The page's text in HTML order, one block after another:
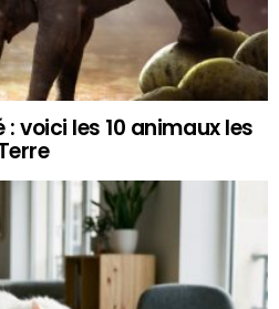
voici les 10 animaux les